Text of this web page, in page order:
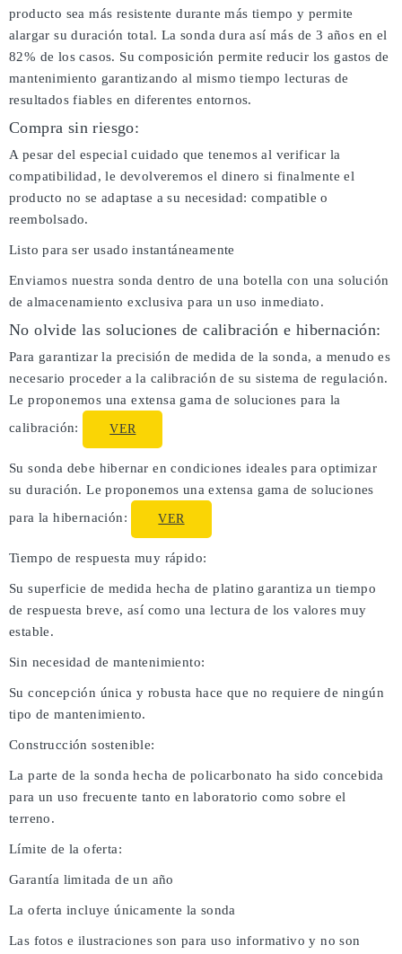
producto sea más resistente durante más tiempo y permite
alargar su duración total. La sonda dura así más de 3 años en el
82% de los casos. Su composición permite reducir los gastos de
mantenimiento garantizando al mismo tiempo lecturas de
resultados fiables en diferentes entornos.
Compra sin riesgo:
A pesar del especial cuidado que tenemos al verificar la
compatibilidad, le devolveremos el dinero si finalmente el
producto no se adaptase a su necesidad: compatible o
reembolsado.
Listo para ser usado instantáneamente
Enviamos nuestra sonda dentro de una botella con una solución
de almacenamiento exclusiva para un uso inmediato.
No olvide las soluciones de calibración e hibernación:
Para garantizar la precisión de medida de la sonda, a menudo es
necesario proceder a la calibración de su sistema de regulación.
Le proponemos una extensa gama de soluciones para la
calibración:
VER
Su sonda debe hibernar en condiciones ideales para optimizar
su duración. Le proponemos una extensa gama de soluciones
para la hibernación:
VER
Tiempo de respuesta muy rápido:
Su superficie de medida hecha de platino garantiza un tiempo
de respuesta breve, así como una lectura de los valores muy
estable.
Sin necesidad de mantenimiento:
Su concepción única y robusta hace que no requiere de ningún
tipo de mantenimiento.
Construcción sostenible:
La parte de la sonda hecha de policarbonato ha sido concebida
para un uso frecuente tanto en laboratorio como sobre el
terreno.
Límite de la oferta:
Garantía limitada de un año
La oferta incluye únicamente la sonda
Las fotos e ilustraciones son para uso informativo y no son